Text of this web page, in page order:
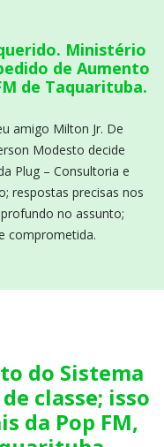
Ministério
de Aumento
de Taquarituba.
amigo Milton Jr. De
Modesto decide
Plug – Consultoria e
respostas precisas nos
no assunto;
comprometida.
do Sistema
classe; isso
da Pop FM,